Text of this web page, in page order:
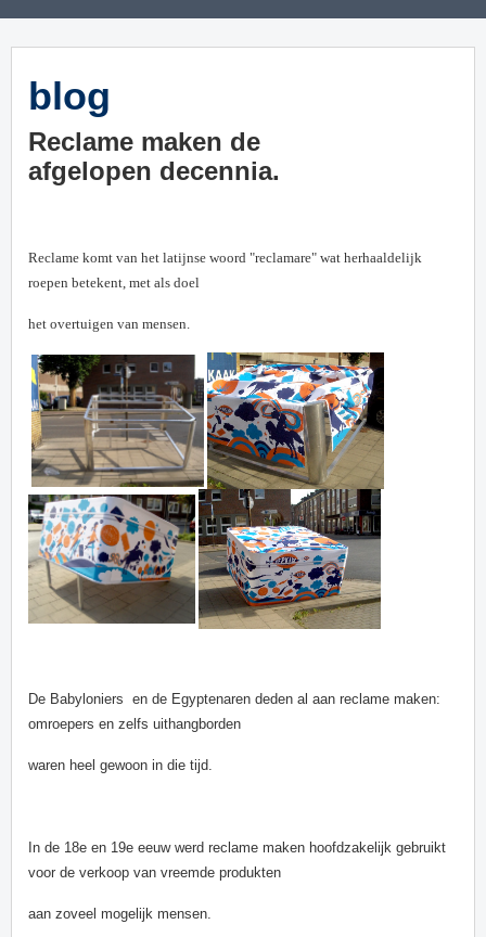
blog
Reclame maken de
afgelopen decennia.
Reclame komt van het latijnse woord "reclamare" wat herhaaldelijk
roepen betekent, met als doel
het overtuigen van mensen.
De Babyloniers en de Egyptenaren deden al aan reclame maken:
omroepers en zelfs uithangborden
waren heel gewoon in die tijd.
In de 18e en 19e eeuw werd reclame maken hoofdzakelijk gebruikt
voor de verkoop van vreemde produkten
aan zoveel mogelijk mensen.